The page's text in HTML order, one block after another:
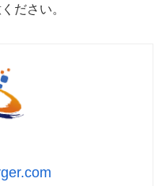
ださい。